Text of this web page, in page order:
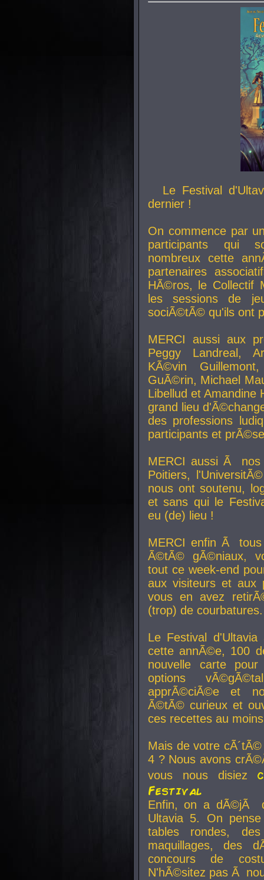
Le Festival
dernier !
On commence par
participants qui
nombreux cette
partenaires
HÃ©ros, le Collectif
les sessions de
sociÃ©tÃ© qu'ils ont
MERCI aussi aux
Peggy Landreal,
KÃ©vin
GuÃ©rin, Michael
Libellud et Amandine
grand lieu
des professions
participants et
MERCI aussi Ã nos
Poitiers,
nous ont soutenu,
et sans qui le
eu (de) lieu !
MERCI enfin Ã
Ã©tÃ© gÃ©niaux,
tout ce week-end
aux visiteurs et aux
vous en avez
(trop) de courbatures.
Le Festival
cette annÃ©e, 100
nouvelle carte
options
apprÃ©ciÃ©e et
Ã©tÃ© curieux et
ces recettes au
Mais de votre
4 ? Nous avons
vous nous disiez
Festival
Enfin, on a dÃ©jÃ
Ultavia 5. On
tables rondes,
maquillages, des
concours de
N'hÃ©sitez pas Ã